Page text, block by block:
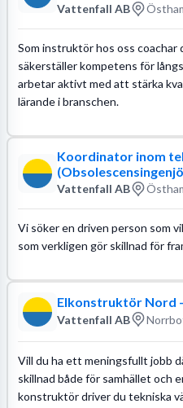
Vattenfall AB
Som instruktör hos oss coachar
säkerställer kompetens för
arbetar aktivt med att stärka
lärande i branschen.
Koordinator inom
Vattenfall AB
Vi söker en driven person som
som verkligen gör skillnad för
Elkonstruktör Nord
Vattenfall AB
Vill du ha ett meningsfullt jobb
skillnad både för samhället och
konstruktör driver du tekniska